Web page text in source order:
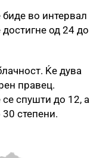
во интервал
од 24 до
Ќе дува
правец.
спушти до 12, а
степени.